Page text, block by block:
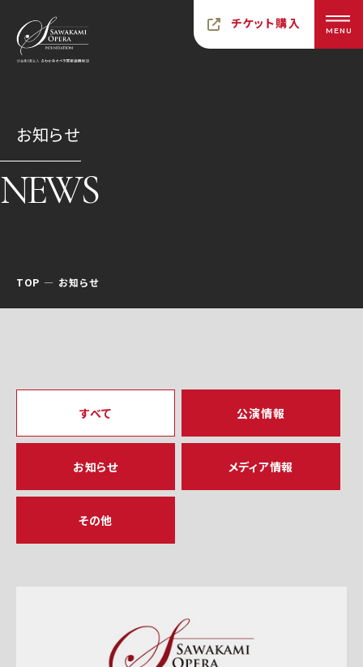
チケット購入 MENU
お知らせ
NEWS
TOP お知らせ
すべて 公演情報
お知らせ メディア情報
その他